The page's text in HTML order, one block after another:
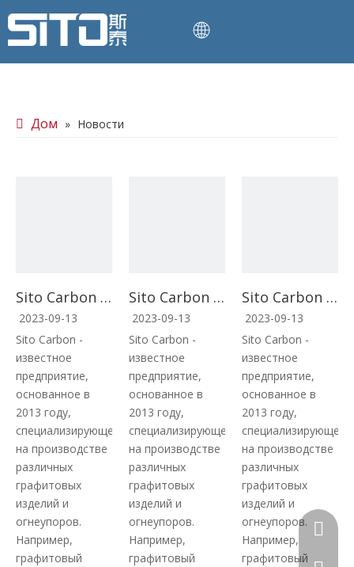
Дом » Новости
Sito Carbon — известное предприятие, основанное в 2013 году, специализирующееся на производстве различных графитовых изделий и огнеупоров.
2023-09-13
Sito Carbon -
известное
предприятие,
основанное в
2013 году,
специализирующееся
на производстве
различных
графитовых
изделий и
огнеупоров.
Например,
графитовый
Sito Carbon — известное предприятие, основанное в 2013 году, специализирующееся на производстве различных графитовых изделий и огнеупоров.
2023-09-13
Sito Carbon -
известное
предприятие,
основанное в
2013 году,
специализирующееся
на производстве
различных
графитовых
изделий и
огнеупоров.
Например,
графитовый
Sito Carbon — известное предприятие, основанное в 2013 году, специализирующееся на производстве различных графитовых изделий и огнеупоров.
2023-09-13
Sito Carbon -
известное
предприятие,
основанное в
2013 году,
на производстве
различных
графитовых
изделий и
огнеупоров.
Например,
графитовый
+86-